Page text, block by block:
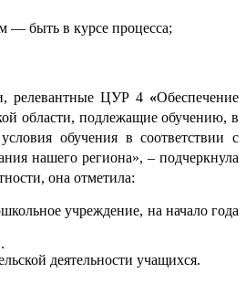
— быть в курсе процесса;
релевантные ЦУР 4 «Обеспечение
области, подлежащие обучению, в
обучения в соответствии с
нашего региона», – подчеркнула
она отметила:
учреждение, на начало года
деятельности учащихся.